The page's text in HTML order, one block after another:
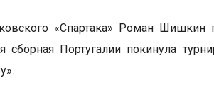
«Спартака» Роман Шишкин
сборная Португалии покинула